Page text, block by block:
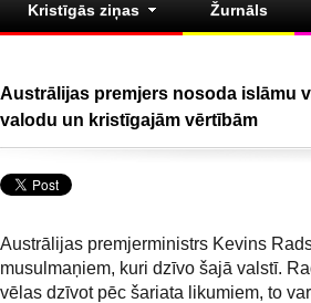
Kristīgās ziņas Žurnāls
Austrālijas premjers nosoda islāmu
valodu un kristīgajām vērtībām
Austrālijas premjerministrs Kevins
musulmaņiem, kuri dzīvo šajā valstī.
vēlas dzīvot pēc šariata likumiem, to